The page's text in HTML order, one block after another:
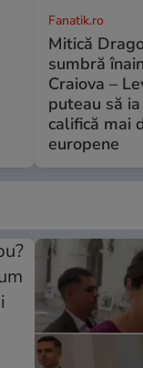
Fanatik.ro
Mitică
sumbră
Craiova –
puteau să ia
califică mai
europene